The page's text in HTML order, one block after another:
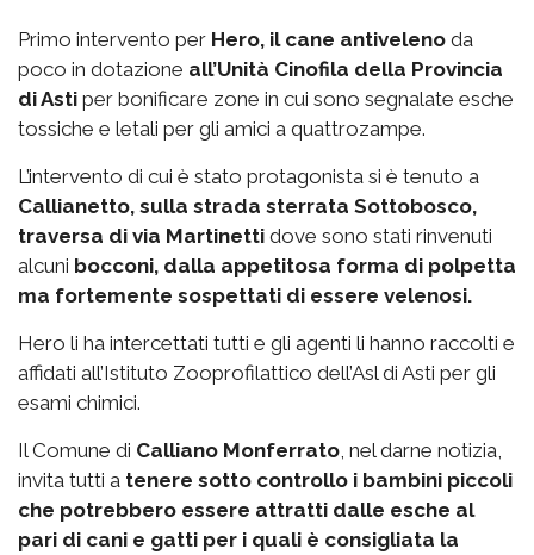
Primo intervento per Hero, il cane antiveleno da
poco in dotazione all’Unità Cinofila della Provincia
di Asti per bonificare zone in cui sono segnalate esche
tossiche e letali per gli amici a quattrozampe.
L’intervento di cui è stato protagonista si è tenuto a
Callianetto, sulla strada sterrata Sottobosco,
traversa di via Martinetti dove sono stati rinvenuti
alcuni bocconi, dalla appetitosa forma di polpetta
ma fortemente sospettati di essere velenosi.
Hero li ha intercettati tutti e gli agenti li hanno raccolti e
affidati all’Istituto Zooprofilattico dell’Asl di Asti per gli
esami chimici.
Il Comune di Calliano Monferrato , nel darne notizia,
invita tutti a tenere sotto controllo i bambini piccoli
che potrebbero essere attratti dalle esche al
pari di cani e gatti per i quali è consigliata la